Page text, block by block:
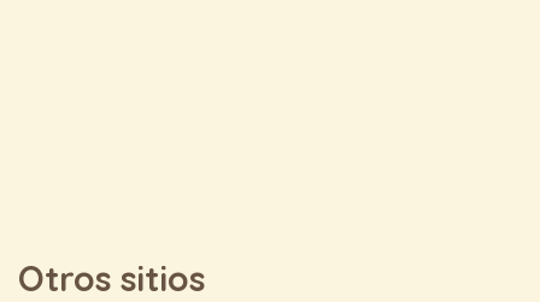
Otros sitios